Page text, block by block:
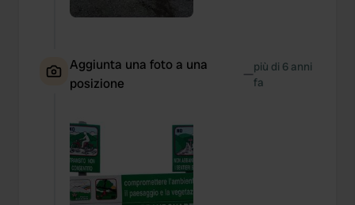
Aggiunta una foto a una
posizione
—più di 6 anni
fa